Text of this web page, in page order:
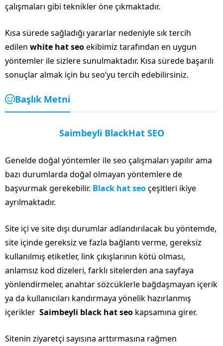
çalışmaları gibi teknikler öne çıkmaktadır.
Kısa sürede sağladığı yararlar nedeniyle sık tercih
edilen white hat seoekibimiz tarafından en uygun
yöntemler ile sizlere sunulmaktadır. Kısa sürede başarılı
sonuçlar almak için bu seo’yu tercih edebilirsiniz.
Başlık Metni
Saimbeyli BlackHat SEO
Genelde doğal yöntemler ile seo çalışmaları yapılır ama
bazı durumlarda doğal olmayan yöntemlere de
başvurmak gerekebilir. Black hat seoçeşitleri ikiye
ayrılmaktadır.
Site içi ve site dışı durumlar adlandırılacak bu yöntemde,
site içinde gereksiz ve fazla bağlantı verme, gereksiz
kullanılmış etiketler, link çıkışlarının kötü olması,
anlamsız kod dizeleri, farklı sitelerden ana sayfaya
yönlendirmeler, anahtar sözcüklerle bağdaşmayan içerik
ya da kullanıcıları kandırmaya yönelik hazırlanmış
içerikler Saimbeyli black hat seo kapsamına girer.
Sitenin ziyaretçi sayısına arttırmasına rağmen